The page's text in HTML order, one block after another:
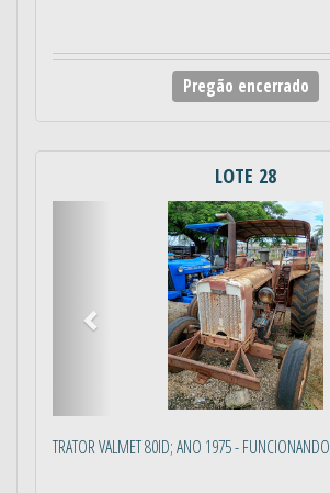
Pregão encerrado
LOTE 28
TRATOR VALMET 80ID; ANO 1975 - FUNCIONANDO